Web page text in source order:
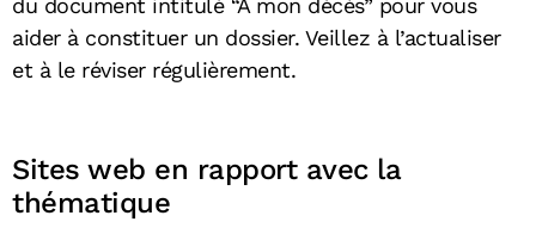
du document intitulé “A mon décès” pour vous
aider à constituer un dossier. Veillez à l’actualiser
et à le réviser régulièrement.
Sites web en rapport avec la
thématique